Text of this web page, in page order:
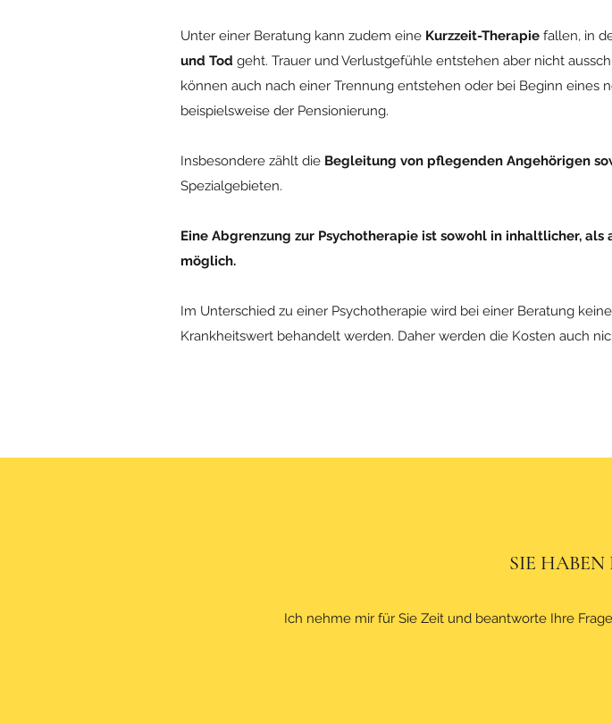
Unter einer Beratung kann zudem eine Kurzzeit-Therapie fallen, in
und Tod geht. Trauer und Verlustgefühle entstehen aber nicht
können auch nach einer Trennung entstehen oder bei Beginn eines
beispielsweise der Pensionierung.
Insbesondere zählt die Begleitung von pflegenden Angehörigen
Spezialgebieten.
Eine Abgrenzung zur Psychotherapie ist sowohl in inhaltlicher,
möglich.
Im Unterschied zu einer Psychotherapie wird bei einer Beratung
Krankheitswert behandelt werden. Daher werden die Kosten auch
SIE HABEN
Ich nehme mir für Sie Zeit und beantworte Ihre